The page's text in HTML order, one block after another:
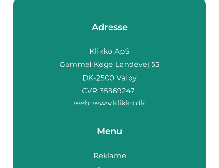
Adresse
web: www.klikko.dk
Menu
Reklame